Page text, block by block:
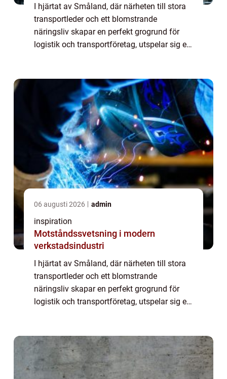
I hjärtat av Småland, där närheten till stora
transportleder och ett blomstrande
näringsliv skapar en perfekt grogrund för
logistik och transportföretag, utspelar sig en
06 augusti 2026 admin
inspiration
Motståndssvetsning i modern
verkstadsindustri
I hjärtat av Småland, där närheten till stora
transportleder och ett blomstrande
näringsliv skapar en perfekt grogrund för
logistik och transportföretag, utspelar sig en